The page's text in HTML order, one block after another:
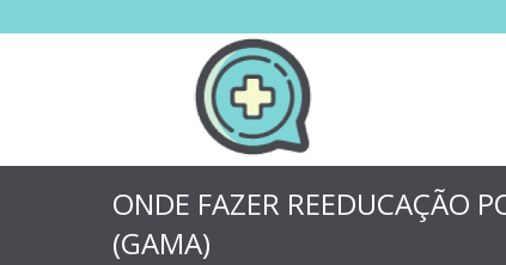
ONDE FAZER REEDUCAÇÃO
(GAMA)